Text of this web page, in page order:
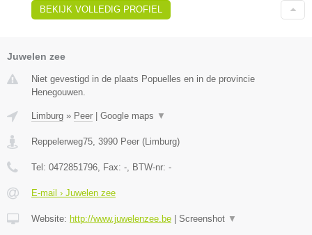
BEKIJK VOLLEDIG PROFIEL
Juwelen zee
Niet gevestigd in de plaats Popuelles en in de provincie
Henegouwen.
Limburg » Peer Google maps ▼
Reppelerweg75, 3990 Peer (Limburg)
Tel: 0472851796, Fax: -, BTW-nr: -
E-mail › Juwelen zee
Website: http://www.juwelenzee.be Screenshot ▼